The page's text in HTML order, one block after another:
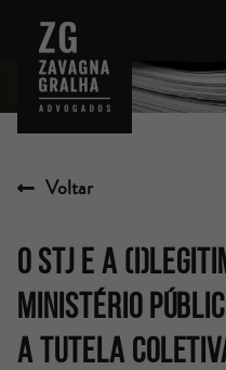
Voltar
O STJ E A
MINISTÉRIO
A TUTELA